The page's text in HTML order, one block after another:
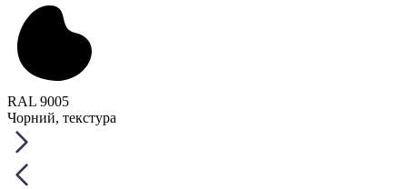
RAL 9005
Чорний, текстура